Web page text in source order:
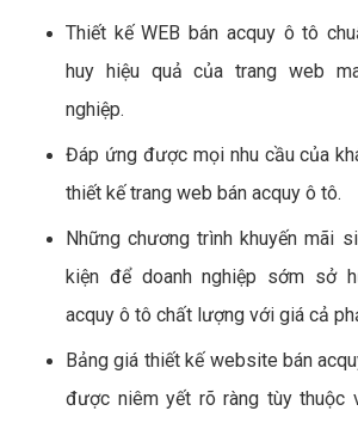
Thiết kế WEB bán acquy ô tô
huy hiệu quả của trang web
nghiệp.
Đáp ứng được mọi nhu cầu của
thiết kế trang web bán acquy ô tô.
Những chương trình khuyến mãi
kiện để doanh nghiệp sớm sở
acquy ô tô chất lượng với giá cả
Bảng giá thiết kế website bán
được niêm yết rõ ràng tùy thuộc